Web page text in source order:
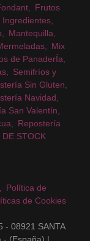
Frutos
Ingredientes
Mantequilla
Mix
de PanaderÍa
Semifríos y
Sin Gluten
Navidad
San Valentín
Repostería
STOCK
Política de
de Cookies
- 08921 SANTA
- (España) |